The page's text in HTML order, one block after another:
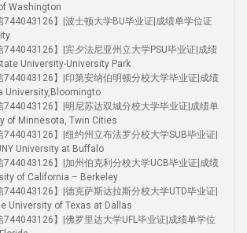
Washington
744043126】|波士顿大学BU毕业证|成绩单学位证
744043126】|宾夕法尼亚州立大学PSU毕业证|成绩
University-University Park
744043126】|印第安纳伯明顿分校大学毕业证|成绩
University,Bloomingto
744043126】|明尼苏达双城分校大学毕业证|成绩单
of Minnesota, Twin Cities
744043126】|纽约州立布法罗分校大学SUB毕业证|
University at Buffalo
744043126】|加州伯克利分校大学UCB毕业证|成绩
of California – Berkeley
744043126】|德克萨斯达拉斯分校大学UTD毕业证|
University of Texas at Dallas
744043126】|佛罗里达大学UFL毕业证|成绩单学位